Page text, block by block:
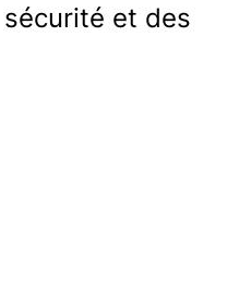
et des